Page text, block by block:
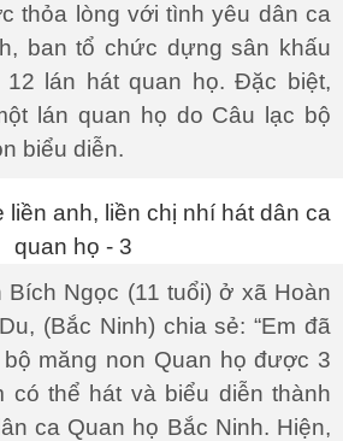
thỏa lòng với tình yêu dân ca
ban tổ chức dựng sân khấu
lán hát quan họ. Đặc biệt,
lán quan họ do Câu lạc bộ
biểu diễn.
Bích Ngọc (11 tuổi) ở xã Hoàn
(Bắc Ninh) chia sẻ: “Em đã
măng non Quan họ được 3
có thể hát và biểu diễn thành
ca Quan họ Bắc Ninh. Hiện,